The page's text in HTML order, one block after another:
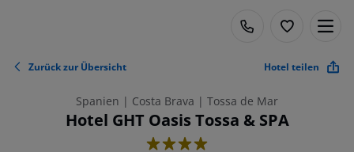
Zurück zur Übersicht Hotel teilen
Spanien | Costa Brava | Tossa de Mar
Hotel GHT Oasis Tossa & SPA
4